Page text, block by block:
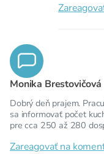
Monika Brestovičová
Dobrý deň prajem.
sa informovať počet
pre cca 250 až 280
Zareagovať na